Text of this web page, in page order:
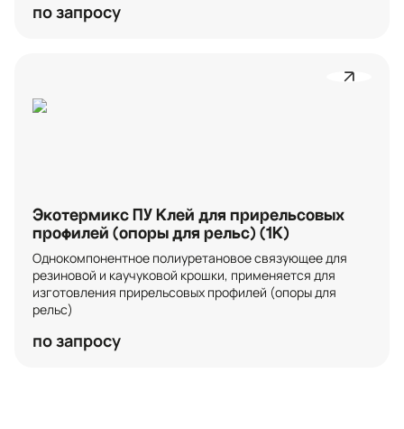
по запросу
Экотермикс ПУ Клей для прирельсовых
профилей (опоры для рельс) (1К)
Однокомпонентное полиуретановое связующее для
резиновой и каучуковой крошки, применяется для
изготовления прирельсовых профилей (опоры для
рельс)
по запросу